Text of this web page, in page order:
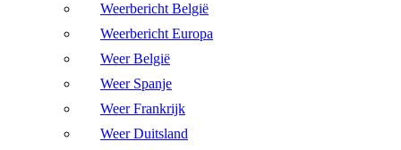
Weerbericht België
Weerbericht Europa
Weer België
Weer Spanje
Weer Frankrijk
Weer Duitsland